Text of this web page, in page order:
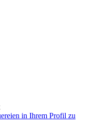
in Ihrem Profil zu